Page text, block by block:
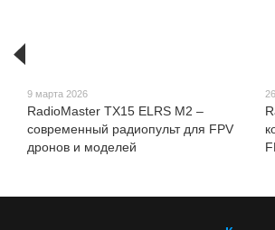
9 марта 2026
RadioMaster TX15 ELRS M2 –
современный радиопульт для FPV
дронов и моделей